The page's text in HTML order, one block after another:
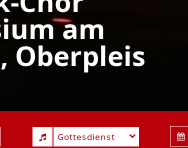
am
Oberpleis
Gottesdienst